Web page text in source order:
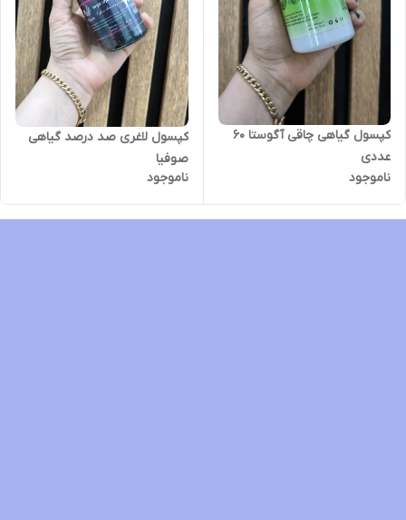
کپسول گیاهی چاقی آگوستا ۶۰
عددی
ناموجود
کپسول لاغری صد درصد گیاهی
صوفیا
ناموجود